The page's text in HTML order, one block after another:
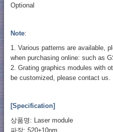
Optional
Note:
1. Various patterns are available,
when purchasing online: such as
2. Grating graphics modules with
be customized, please contact us.
[Specification]
상품명: Laser module
파장: 520±10nm